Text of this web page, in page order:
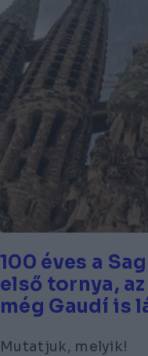
100 éves a
első tornya,
még Gaudí is
Mutatjuk, melyik!